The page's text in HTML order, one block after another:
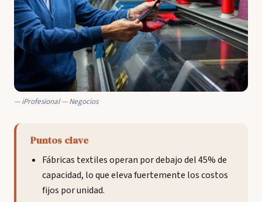
iProfesional — Negocios
Puntos clave
Fábricas textiles operan por debajo del 45% de
capacidad, lo que eleva fuertemente los costos
fijos por unidad.